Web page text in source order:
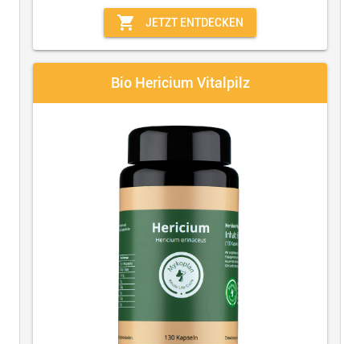
shopping_cart JETZT ENTDECKEN
Bio Hericium Vitalpilz